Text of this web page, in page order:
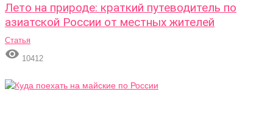
Лето на природе: краткий путеводитель по
азиатской России от местных жителей
Статья
 10412